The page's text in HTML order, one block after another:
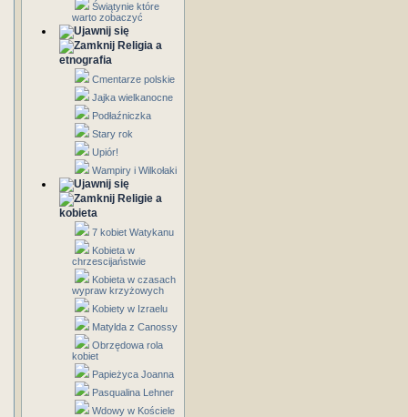
Świątynie które
warto zobaczyć
Religia a
etnografia
Cmentarze polskie
Jajka wielkanocne
Podłaźniczka
Stary rok
Upiór!
Wampiry i Wilkołaki
Religie a
kobieta
7 kobiet Watykanu
Kobieta w
chrzescijaństwie
Kobieta w czasach
wypraw krzyżowych
Kobiety w Izraelu
Matylda z Canossy
Obrzędowa rola
kobiet
Papieżyca Joanna
Pasqualina Lehner
Wdowy w Kościele